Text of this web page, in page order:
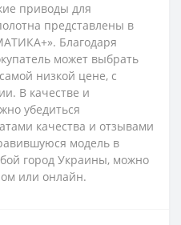
приводы для
представлены в
Благодаря
может выбрать
низкой цене, с
В качестве и
убедиться
качества и отзывами
модель в
город Украины, можно
или онлайн.